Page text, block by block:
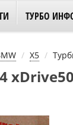
ТУРБО
X5